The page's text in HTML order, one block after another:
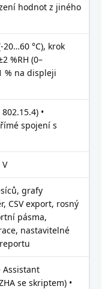
hodnot z jiného
20…60 °C), krok
%RH (0–
% na displeji
•
spojení s
grafy
CSV export, rosný
pásma,
nastavitelné
Assistant
se skriptem) •